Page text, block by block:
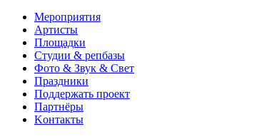
Мероприятия
Артисты
Площадки
Студии & репбазы
Фото & Звук & Свет
Праздники
Поддержать проект
Партнёры
Kонтакты